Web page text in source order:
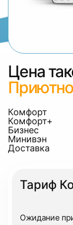
Цена
Комфорт
Комфорт+
Бизнес
Минивэн
Доставка
Тариф
Ожидание